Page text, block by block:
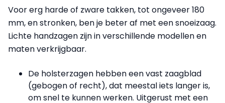
Voor erg harde of zware takken, tot ongeveer 180
mm, en stronken, ben je beter af met een snoeizaag.
Lichte handzagen zijn in verschil­lende modellen en
maten verkrijgbaar.
De holsterzagen hebben een vast zaagblad
(gebogen of recht), dat meestal iets langer is,
om snel te kunnen werken. Uitgerust met een